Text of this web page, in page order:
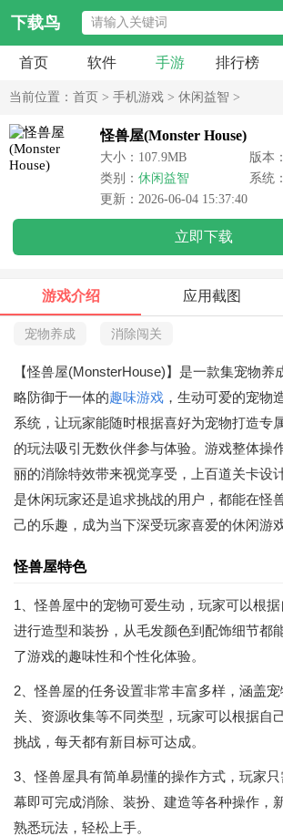
下载鸟
首页 软件 手游 排行榜
当前位置： 首页 > 手机游戏 > 休闲益智 >
怪兽屋(Monster House)
大小：107.9MB
版本
类别： 休闲益智
系统
更新：2026-06-04 15:37:40
立即下载
游戏介绍 应用截图
宠物养成 消除闯关
【怪兽屋(MonsterHouse)】是一款集宠物养
略防御于一体的趣味游戏 ，生动可爱的宠物
系统，让玩家能随时根据喜好为宠物打造专
的玩法吸引无数伙伴参与体验。游戏整体操
丽的消除特效带来视觉享受，上百道关卡设
是休闲玩家还是追求挑战的用户，都能在怪
己的乐趣，成为当下深受玩家喜爱的休闲游
怪兽屋特色
1、怪兽屋中的宠物可爱生动，玩家可以根
进行造型和装扮，从毛发颜色到配饰细节都
了游戏的趣味性和个性化体验。
2、怪兽屋的任务设置非常丰富多样，涵盖
关、资源收集等不同类型，玩家可以根据自
挑战，每天都有新目标可达成。
3、怪兽屋具有简单易懂的操作方式，玩家
幕即可完成消除、装扮、建造等各种操作，
熟悉玩法，轻松上手。